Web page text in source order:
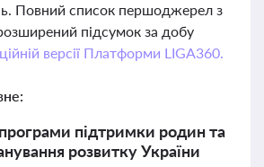
Повний список першоджерел з
підсумок за добу
версії Платформи LIGA360.
підтримки родин та
розвитку України